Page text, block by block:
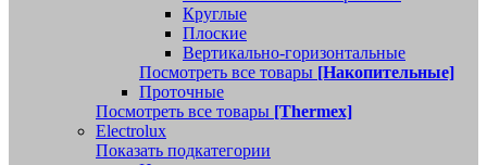
Круглые
Плоские
Вертикально-горизонтальные
Посмотреть все товары [Накопительные]
Проточные
Посмотреть все товары [Thermex]
Electrolux
Показать подкатегории